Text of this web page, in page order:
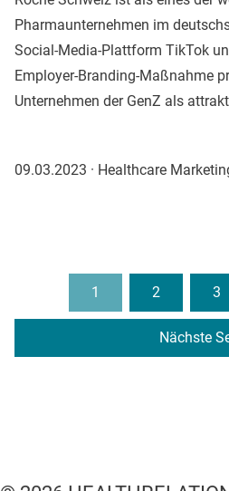
Pharmaunternehmen im
Social-Media-Plattform TikTok
Employer-Branding-Maßnahme
Unternehmen der GenZ als
09.03.2023 · Healthcare
1 2 3
Nächste